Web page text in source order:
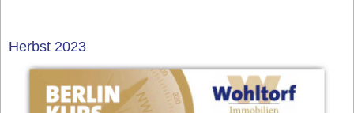
Herbst 2023